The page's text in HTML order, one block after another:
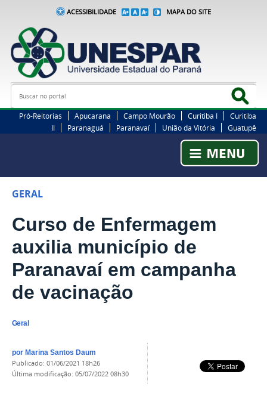
ACESSIBILIDADE MAPA DO SITE
Busca
Pró-Reitorias Apucarana Campo Mourão Curitiba I
Curitiba
II
Paranaguá Paranavaí União da Vitória Guatupê
GERAL
Curso de Enfermagem
auxilia município de
Paranavaí em campanha
de vacinação
Geral
por Marina Santos Daum
publicado: 01/06/2021 18h26
última modificação: 05/07/2022 08h30